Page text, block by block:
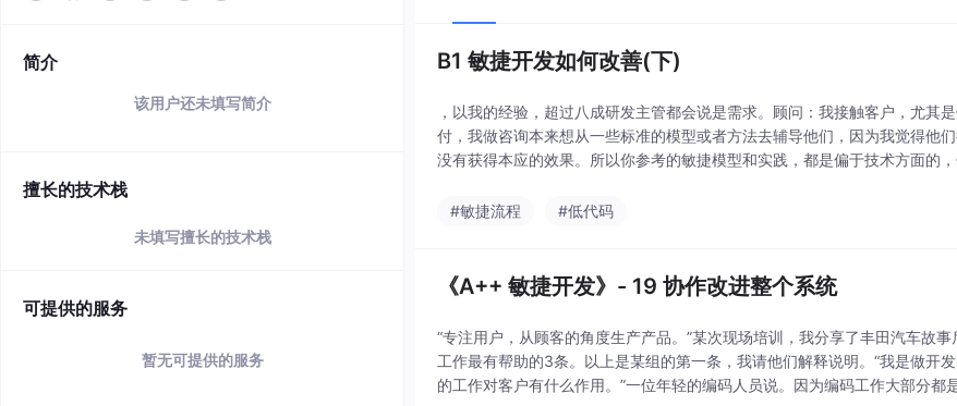
简介
该用户还未填写简介
擅长的技术栈
未填写擅长的技术栈
可提供的服务
暂无可提供的服务
B1 敏捷开发如何改善(下)
，以我的经验，超过八成研发主管都会说是需求。顾问：我接触客户，尤其
付，我做咨询本来想从一些标准的模型或者方法去辅导他们，因为我觉得他
没有获得本应的效果。所以你参考的敏捷模型和实践，都是偏于技术方面的
#敏捷流程
#低代码
《A++ 敏捷开发》- 19 协作改进整个系统
“专注用户，从顾客的角度生产产品。”某次现场培训，我分享了丰田汽车故
工作最有帮助的3条。以上是某组的第一条，我请他们解释说明。“我是做开
的工作对客户有什么作用。”一位年轻的编码人员说。因为编码工作大部分都